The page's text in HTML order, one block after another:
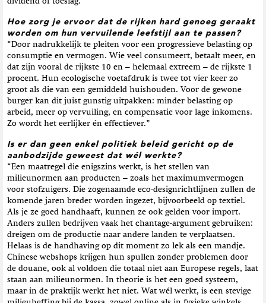
Hoe zorg je ervoor dat de rijken hard genoeg geraakt
worden om hun vervuilende leefstijl aan te passen?
“Door nadrukkelijk te pleiten voor een progressieve belasting op
consumptie en vermogen. Wie veel consumeert, betaalt meer, en
dat zijn vooral de rijkste 10 en – helemaal extreem – de rijkste 1
procent. Hun ecologische voetafdruk is twee tot vier keer zo
groot als die van een gemiddeld huishouden. Voor de gewone
burger kan dit juist gunstig uitpakken: minder belasting op
arbeid, meer op vervuiling, en compensatie voor lage inkomens.
Zo wordt het eerlijker én effectiever.”
Is er dan geen enkel politiek beleid gericht op de
aanbodzijde geweest dat wél werkte?
“Een maatregel die enigszins werkt, is het stellen van
milieunormen aan producten – zoals het maximumvermogen
voor stofzuigers. Die zogenaamde eco-designrichtlijnen zullen de
komende jaren breder worden ingezet, bijvoorbeeld op textiel.
Als je ze goed handhaaft, kunnen ze ook gelden voor import.
Anders zullen bedrijven vaak het chantage-argument gebruiken:
dreigen om de productie naar andere landen te verplaatsen.
Helaas is de handhaving op dit moment zo lek als een mandje.
Chinese webshops krijgen hun spullen zonder problemen door
de douane, ook al voldoen die totaal niet aan Europese regels, laat
staan aan milieunormen. In theorie is het een goed systeem,
maar in de praktijk werkt het niet. Wat wél werkt, is een stevige